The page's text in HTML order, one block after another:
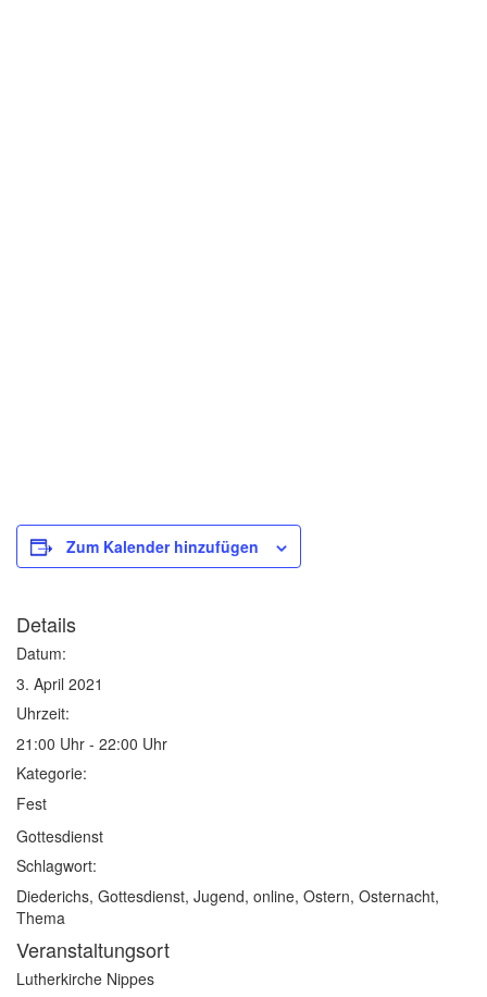
Zum Kalender hinzufügen
Details
Datum:
3. April 2021
Uhrzeit:
21:00 Uhr - 22:00 Uhr
Kategorie:
Fest
Gottesdienst
Schlagwort:
Diederichs, Gottesdienst, Jugend, online, Ostern, Osternacht,
Thema
Veranstaltungsort
Lutherkirche Nippes